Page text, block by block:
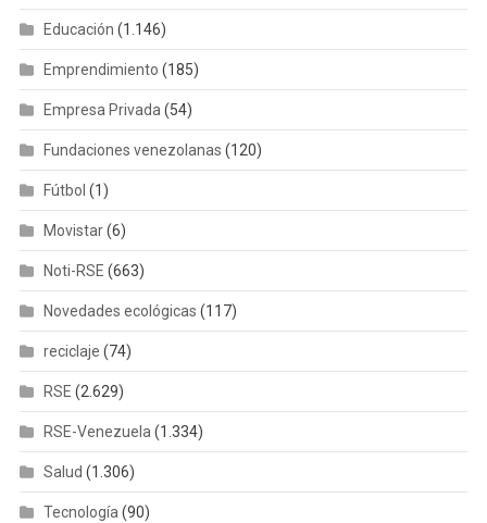
Educación (1.146)
Emprendimiento (185)
Empresa Privada (54)
Fundaciones venezolanas (120)
Fútbol (1)
Movistar(6)
Noti-RSE (663)
Novedades ecológicas (117)
reciclaje (74)
RSE (2.629)
RSE-Venezuela (1.334)
Salud (1.306)
Tecnología (90)